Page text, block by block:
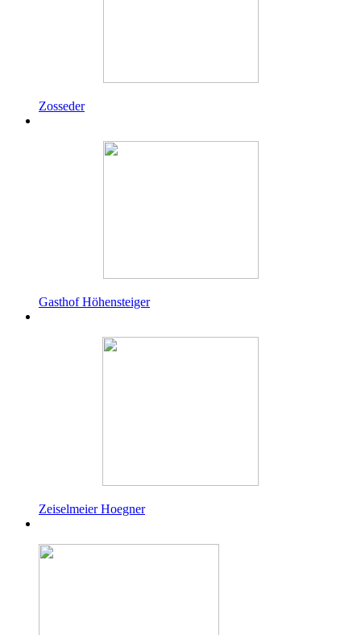
Zosseder
Gasthof Höhensteiger
Zeiselmeier Hoegner